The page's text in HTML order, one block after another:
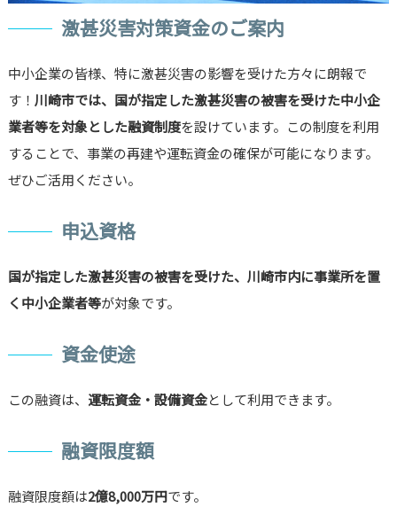
激甚災害対策資金のご案内
中小企業の皆様、特に激甚災害の影響を受けた方々に朗報で
す！ 川崎市では、国が指定した激甚災害の被害を受けた中小企
業者等を対象とした融資制度を設けています。この制度を利用
することで、事業の再建や運転資金の確保が可能になります。
ぜひご活用ください。
申込資格
国が指定した激甚災害の被害を受けた、川崎市内に事業所を置
く中小企業者等が対象です。
資金使途
この融資は、 運転資金・設備資金として利用できます。
融資限度額
融資限度額は2億8,000万円です。